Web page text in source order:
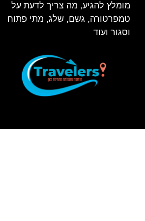
מומלץ להגיע, מה צריך לדעת על
טמפרטורה, גשם, שלג, מתי פתוח
וסגור ועוד